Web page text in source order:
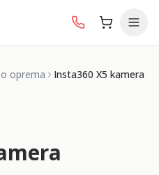
oprema Insta360 X5 kamera